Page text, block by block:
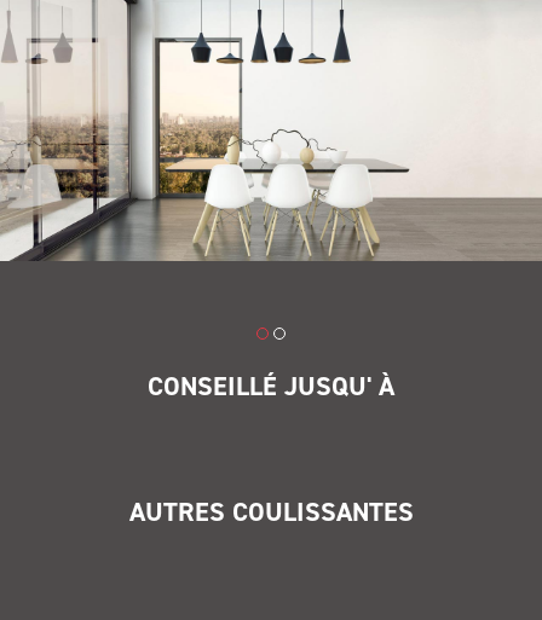
CONSEILLÉ JUSQU' À
AUTRES COULISSANTES